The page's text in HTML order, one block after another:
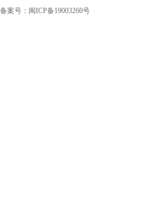
备案号： 闽ICP备19003260号